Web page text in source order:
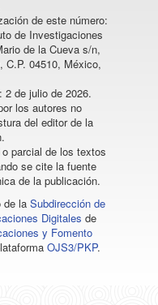
de este número:
de Investigaciones
de la Cueva s/n,
C.P. 04510, México,
2 de julio de 2026.
los autores no
del editor de la
parcial de los textos
se cite la fuente
de la publicación.
de la Subdirección de
Digitales de
y Fomento
OJS3/PKP.